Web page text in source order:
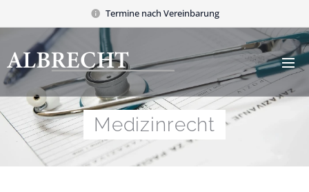
Termine nach Vereinbarung
Medizinrecht